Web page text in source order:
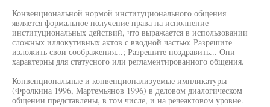
Конвенциональной нормой институционального общения
является формальное получение права на исполнение
институциональных действий, что выражается в использовании
сложных иллокутивных актов с вводной частью: Разрешите
изложить свои соображения...; Разрешите поздравить... Они
характерны для статусного или регламентированного общения.
Конвенциональные и конвенционализуемые импликатуры
(Фролкина 1996, Мартемьянов 1996) в деловом диалогическом
общении представлены, в том числе, и на речеактовом уровне.